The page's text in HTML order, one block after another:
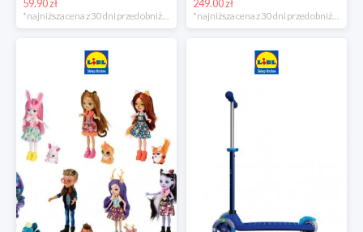
59.90 zł
*najniższa cena z 30 dni przed obniżką
249.00 zł
*najniższa cena z 30 dni przed obniżką